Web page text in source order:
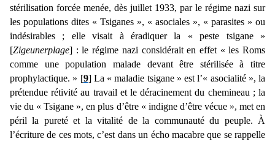
stérilisation forcée menée, dès juillet 1933, par le régime nazi sur
les populations dites « Tsiganes », « asociales », « parasites » ou
indésirables ; elle visait à éradiquer la « peste tsigane »
[Zigeunerplage] : le régime nazi considérait en effet « les Roms
comme une population malade devant être stérilisée à titre
prophylactique. » [9] La « maladie tsigane » est l’« asocialité », la
prétendue rétivité au travail et le déracinement du chemineau ; la
vie du « Tsigane », en plus d’être « indigne d’être vécue », met en
péril la pureté et la vitalité de la communauté du peuple. À
l’écriture de ces mots, c’est dans un écho macabre que se rappelle